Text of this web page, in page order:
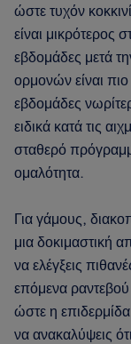
ώστε τυχόν
είναι μικρότερος
εβδομάδες μετά
ορμονών είναι
εβδομάδες
ειδικά κατά τις
σταθερό
ομαλότητα.
Για γάμους,
μια δοκιμαστική
να ελέγξεις
επόμενα
ώστε η
να ανακαλύψεις